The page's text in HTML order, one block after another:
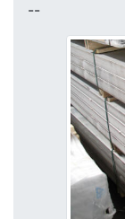
--